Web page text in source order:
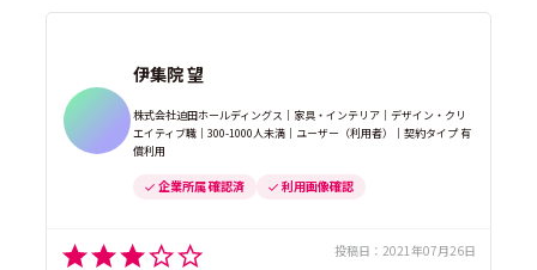
伊集院 望
株式会社迫田ホールディングス｜家具・インテリア｜デザイン・クリ
エイティブ職｜300-1000人未満｜ユーザー（利用者）｜契約タイプ 有
償利用
企業所属 確認済 利用画像確認
投稿日： 2021年07月26日